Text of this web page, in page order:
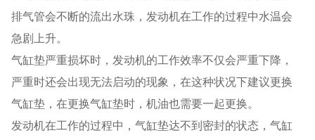
排气管会不断的流出水珠，发动机在工作的过程中水温会
急剧上升。
气缸垫严重损坏时，发动机的工作效率不仅会严重下降，
严重时还会出现无法启动的现象，在这种状况下建议更换
气缸垫，在更换气缸垫时，机油也需要一起更换。
发动机在工作的过程中，气缸垫达不到密封的状态，气缸